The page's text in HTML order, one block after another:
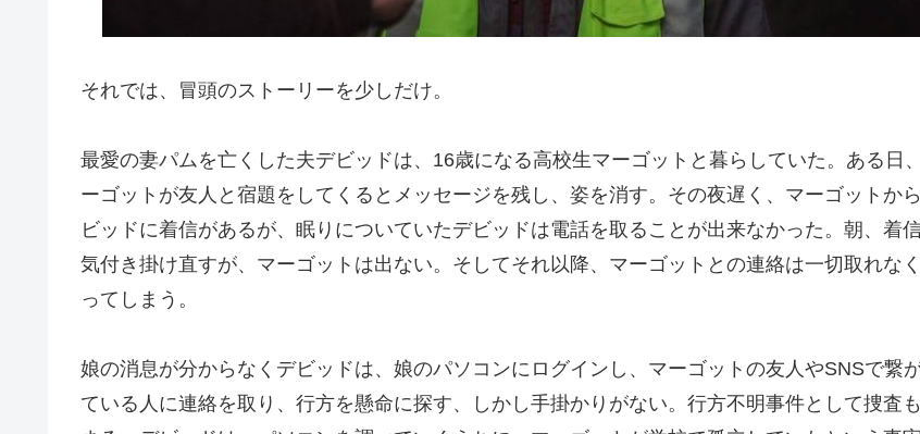
それでは、冒頭のストーリーを少しだけ。
最愛の妻パムを亡くした夫デビッドは、16歳になる高校生マーゴットと暮らしていた。ある日
ーゴットが友人と宿題をしてくるとメッセージを残し、姿を消す。その夜遅く、マーゴットか
ビッドに着信があるが、眠りについていたデビッドは電話を取ることが出来なかった。朝、着
気付き掛け直すが、マーゴットは出ない。そしてそれ以降、マーゴットとの連絡は一切取れな
ってしまう。
娘の消息が分からなくデビッドは、娘のパソコンにログインし、マーゴットの友人やSNSで繋
ている人に連絡を取り、行方を懸命に探す、しかし手掛かりがない。行方不明事件として捜査